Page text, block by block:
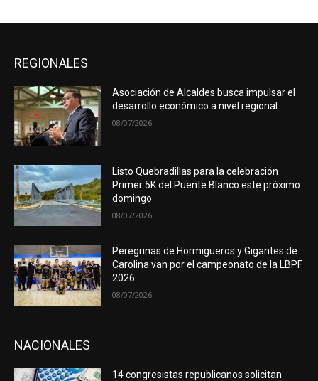
REGIONALES
Asociación de Alcaldes busca impulsar el
desarrollo económico a nivel regional
08/07/2026
Listo Quebradillas para la celebración
Primer 5K del Puente Blanco este próximo
domingo
08/07/2026
Peregrinas de Hormigueros y Gigantes de
Carolina van por el campeonato de la LBPF
2026
08/07/2026
NACIONALES
14 congresistas republicanos solicitan